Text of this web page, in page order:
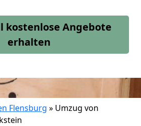
kostenlose Angebote
erhalten
Flensburg » Umzug von